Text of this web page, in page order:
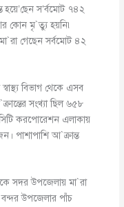
হয়ে’ছেন স’র্বমোট ৭৪২
কোন মৃ`ত্যু হয়নি৷
গেছেন সর্বমোট ৪২
বিভাগ থেকে এসব
সংখ্যা ছিল ৬৫৮
সিটি করপোরেশন এলাকায়
পাশাপাশি আ`ক্রান্ত
সদর উপজেলায় মা`রা
উপজেলার পাঁচ